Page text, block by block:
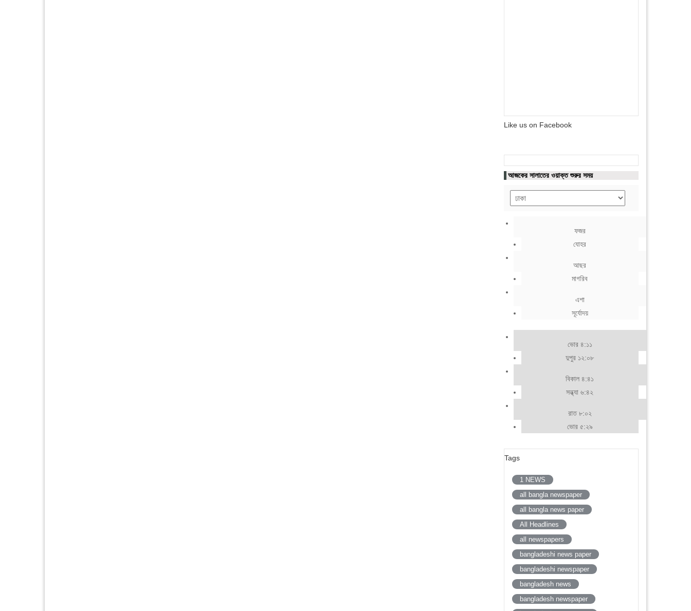
Like us on Facebook
আজকের সালাতের ওয়াক্ত শুরুর সময়
ফজর
যোহর
আছর
মাগরিব
এশা
সূর্যোদয়
ভোর ৪:১১
দুপুর ১২:০৮
বিকাল ৪:৪১
সন্ধ্যা ৬:৪২
রাত ৮:০২
ভোর ৫:২৯
Tags
1 NEWS
all bangla newspaper
all bangla news paper
All Headlines
all newspapers
bangladeshi news paper
bangladeshi newspaper
bangladesh news
bangladesh newspaper